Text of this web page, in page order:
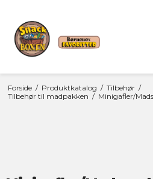
Forside / Produktkatalog / Tilbehør /
Tilbehør til madpakken / Minigafler/